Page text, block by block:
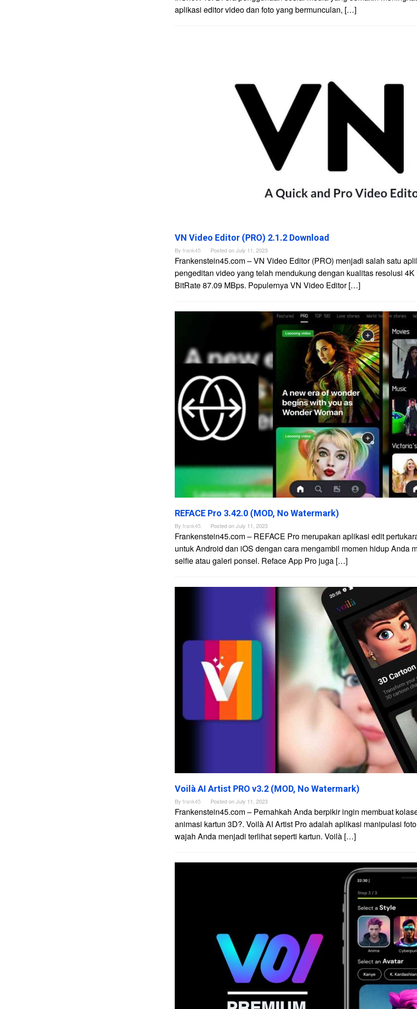
aplikasi editor video dan foto yang bermunculan, […]
VN Video Editor (PRO) 2.1.2 Download
By frank45 Posted onJuly 11, 2023
Frankenstein45.com – VN Video Editor (PRO) menjadi salah satu
pengeditan video yang telah mendukung dengan kualitas resolusi
BitRate 87.09 MBps. Populernya VN Video Editor […]
REFACE Pro 3.42.0 (MOD, No Watermark)
By frank45 Posted onJuly 11, 2023
Frankenstein45.com – REFACE Pro merupakan aplikasi edit
untuk Android dan iOS dengan cara mengambil momen hidup Anda
selfie atau galeri ponsel. Reface App Pro juga […]
Voilà AI Artist PRO v3.2 (MOD, No Watermark)
By frank45 Posted onJuly 11, 2023
Frankenstein45.com – Pernahkah Anda berpikir ingin membuat
animasi kartun 3D?. Voilà AI Artist Pro adalah aplikasi manipulasi
wajah Anda menjadi terlihat seperti kartun. Voilà […]